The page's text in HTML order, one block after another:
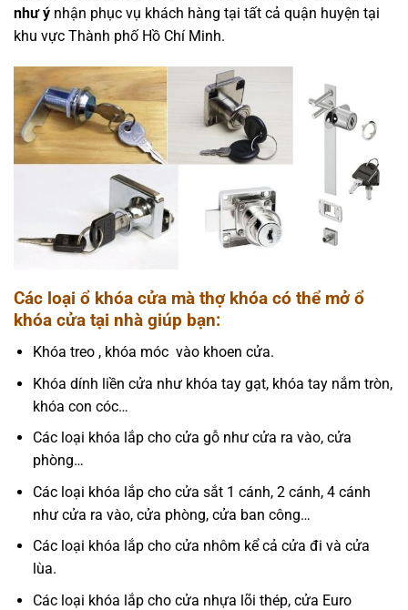
như ý nhận phục vụ khách hàng tại tất cả quận huyện tại
khu vực Thành phố Hồ Chí Minh.
Các loại ổ khóa cửa mà thợ khóa có thể mở ổ
khóa cửa tại nhà giúp bạn:
Khóa treo , khóa móc vào khoen cửa.
Khóa dính liền cửa như khóa tay gạt, khóa tay nắm tròn,
khóa con cóc…
Các loại khóa lắp cho cửa gỗ như cửa ra vào, cửa
phòng…
Các loại khóa lắp cho cửa sắt 1 cánh, 2 cánh, 4 cánh
như cửa ra vào, cửa phòng, cửa ban công…
Các loại khóa lắp cho cửa nhôm kể cả cửa đi và cửa
lùa.
Các loại khóa lắp cho cửa nhựa lõi thép, cửa Euro